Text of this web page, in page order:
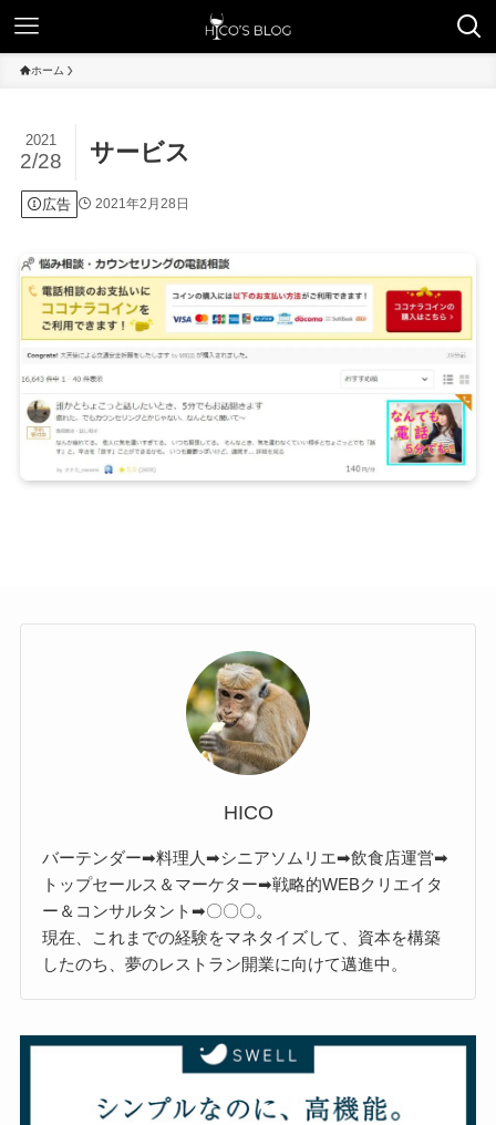
ホーム
サービス
2021
2/28
広告 2021年2月28日
HICO
バーテンダー➡料理人➡シニアソムリエ➡飲食店運営➡
トップセールス＆マーケター➡戦略的WEBクリエイタ
ー＆コンサルタント➡〇〇〇。
現在、これまでの経験をマネタイズして、資本を構築
したのち、夢のレストラン開業に向けて邁進中。